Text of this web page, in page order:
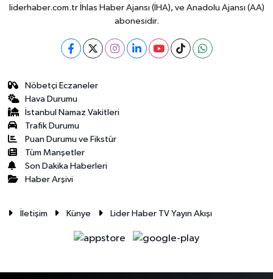
liderhaber.com.tr İhlas Haber Ajansı (İHA), ve Anadolu Ajansı (AA)
abonesidir.
Nöbetçi Eczaneler
Hava Durumu
İstanbul Namaz Vakitleri
Trafik Durumu
Puan Durumu ve Fikstür
Tüm Manşetler
Son Dakika Haberleri
Haber Arşivi
İletişim Künye Lider Haber TV Yayın Akışı